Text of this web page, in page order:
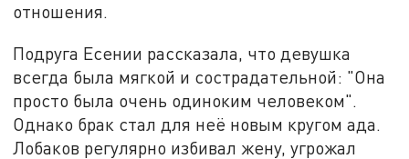
отношения.
Подруга Есении рассказала, что девушка
всегда была мягкой и сострадательной: "Она
просто была очень одиноким человеком".
Однако брак стал для неё новым кругом ада.
Лобаков регулярно избивал жену, угрожал